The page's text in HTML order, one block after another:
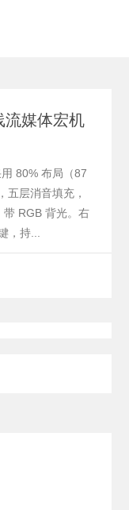
流媒体宏机
80% 布局（87
五层消音填充，
RGB 背光。右
，持...